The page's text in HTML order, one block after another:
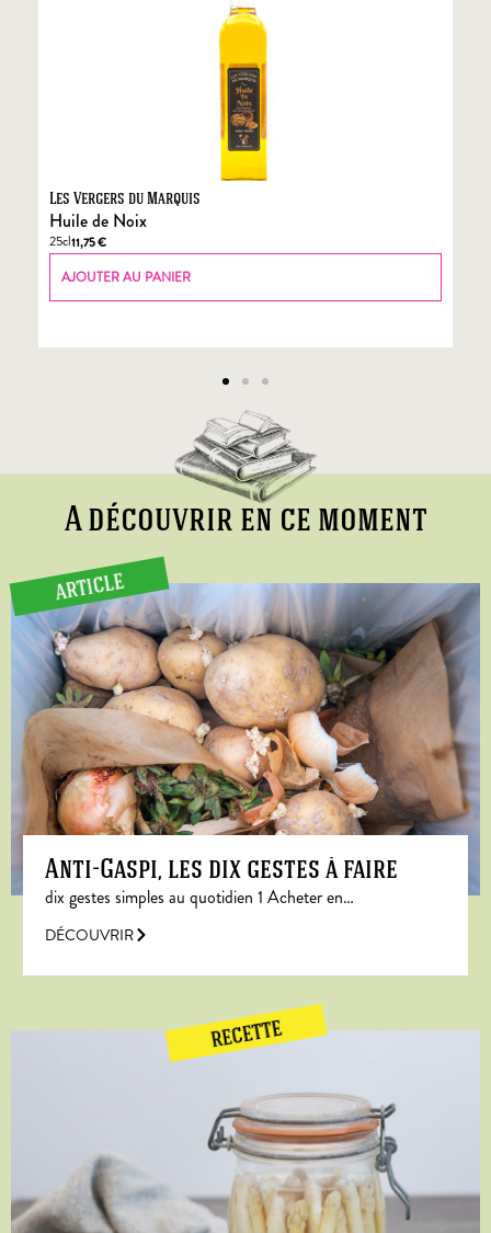
Les Vergers du Marquis
Huile de Noix
25cl11,75€
AJOUTER AU PANIER
A découvrir en ce moment
ARTICLE
Anti-Gaspi, les dix gestes à faire
dix gestes simples au quotidien 1 Acheter en…
DÉCOUVRIR
RECETTE